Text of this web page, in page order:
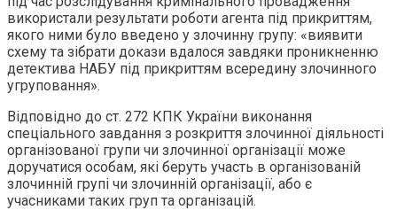
використали результати роботи агента під прикриттям,
якого ними було введено у злочинну групу: «виявити
схему та зібрати докази вдалося завдяки проникненню
детектива НАБУ під прикриттям всередину злочинного
угруповання».
Відповідно до ст. 272 КПК України виконання
спеціального завдання з розкриття злочинної діяльності
організованої групи чи злочинної організації може
доручатися особам, які беруть участь в організованій
злочинній групі чи злочинній організації, або є
учасниками таких груп та організацій.